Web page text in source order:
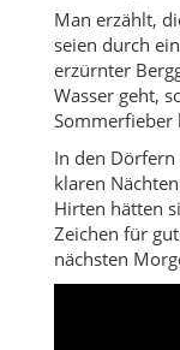
Man erzählt,
seien durch
erzürnter
Wasser geht,
Sommerfieber
In den
klaren
Hirten hätten
Zeichen für
nächsten